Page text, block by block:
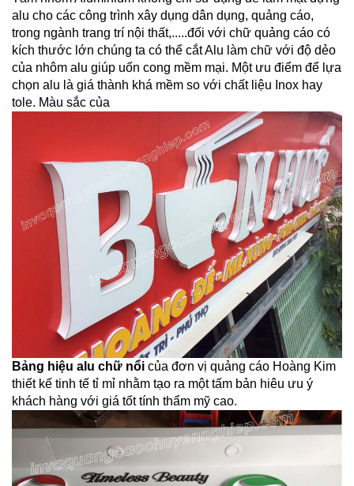
alu cho các công trình xây dụng dân dụng, quảng cáo,
trong ngành trang trí nội thất,.....đối với chữ quảng cáo có
kích thước lớn chúng ta có thể cắt Alu làm chữ với độ dẻo
của nhôm alu giúp uốn cong mềm mại. Một ưu điểm để lựa
chọn alu là giá thành khá mềm so với chất liệu Inox hay
tole. Màu sắc của
Bảng hiệu alu chữ nổi của đơn vị quảng cáo Hoàng Kim
thiết kế tinh tế tỉ mỉ nhằm tạo ra một tấm bản hiêu ưu ý
khách hàng với giá tốt tính thẩm mỹ cao.